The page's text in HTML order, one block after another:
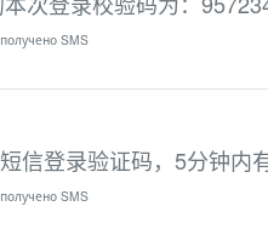
SMS
信登录验证码，5分钟内
SMS